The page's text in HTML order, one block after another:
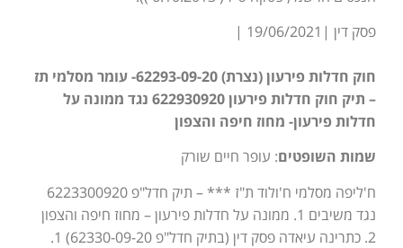
פסק דין |19/06/2021 |
חוק חדלות פירעון (נצרת) 62293-09-20- עומר מסלמי תז
– תיק חוק חדלות פירעון 622930920 נגד ממונה על
חדלות פירעון- מחוז חיפה והצפון
שמות השופטים: עופר חיים שורק
ח'ליפה מסלמי ח'ולוד ת"ז *** – תיק חדל"פ 6223300920
נגד משיבים 1. ממונה על חדלות פירעון – מחוז חיפה והצפון
2. כתרינה עיאדה פסק דין (בתיק חדל"פ 62330-09-20) 1.